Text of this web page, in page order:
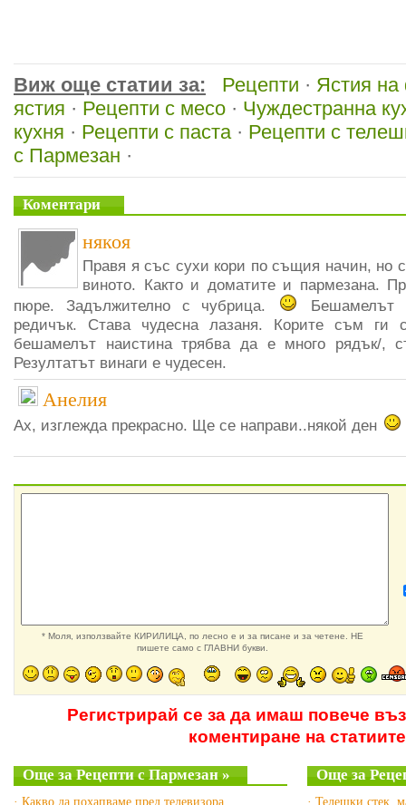
Виж още статии за: Рецепти · Ястия
ястия · Рецепти с месо · Чуждестранна
кухня · Рецепти с паста· Рецепти с
с Пармезан ·
Коментари
някоя
Правя я със сухи кори по същия начин, но
виното. Както и доматите и пармезана.
пюре. Задължително с чубрица.
Бешамелът
редичък. Става чудесна лазаня. Корите съм ги
бешамелът наистина трябва да е много рядък/,
Резултатът винаги е чудесен.
Анелия
Ах, изглежда прекрасно. Ще се направи..някой ден
* Моля, използвайте КИРИЛИЦА, по лесно е и за писане и за четене. НЕ
пишете само с ГЛАВНИ букви.
Регистрирай се за да имаш повече
коментиране на статиите
Още за Рецепти с Пармезан »
· Какво да похапваме пред телевизора
Още за
· Телешки стек,